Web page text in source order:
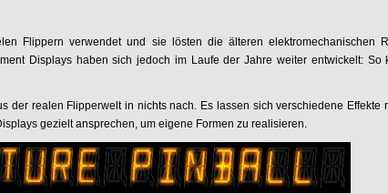
Flippern verwendet und sie lösten die älteren elektromechanischen
Displays haben sich jedoch im Laufe der Jahre weiter entwickelt: So
der realen Flipperwelt in nichts nach. Es lassen sich verschiedene Effekte
gezielt ansprechen, um eigene Formen zu realisieren.